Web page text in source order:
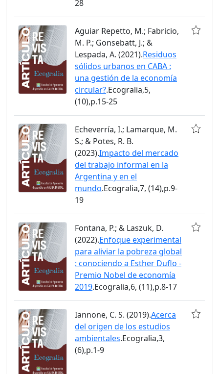
28
Aguiar Repetto, M.; Fabricio,
M. P.; Gonsebatt, J.; &
Lespada, A. (2021).Residuos
sólidos urbanos en CABA :
una gestión de la economía
circular?.Ecogralia,5,
(10),p.15-25
Echeverría, I.; Lamarque, M.
S.; & Potes, R. B.
(2023).Impacto del mercado
del trabajo informal en la
Argentina y en el
mundo.Ecogralia,7, (14),p.9-
19
Fontana, P.; & Laszuk, D.
(2022).Enfoque experimental
para aliviar la pobreza global
: conociendo a Esther Duflo -
Premio Nobel de economía
2019.Ecogralia,6, (11),p.8-17
Iannone, C. S. (2019).Acerca
del origen de los estudios
ambientales.Ecogralia,3,
(6),p.1-9